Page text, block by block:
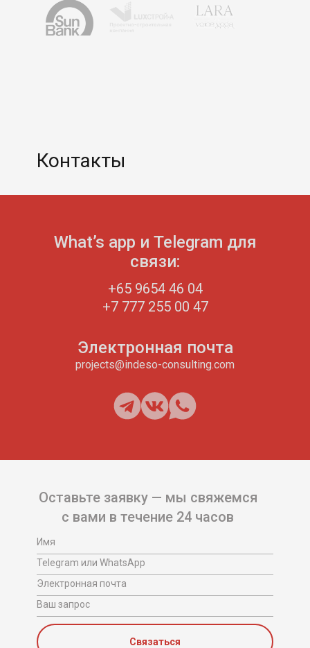
Контакты
What’s app и Telegram для
связи:
+65 9654 46 04
+7 777 255 00 47
Электронная почта
projects@indeso-consulting.com
Оставьте заявку — мы свяжемся
с вами в течение 24 часов
Имя
Telegram или WhatsApp
Электронная почта
Ваш запрос
Связаться